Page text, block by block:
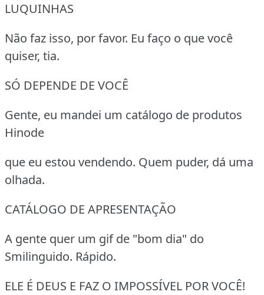
LUQUINHAS
Não faz isso, por favor. Eu faço o que você
quiser, tia.
SÓ DEPENDE DE VOCÊ
Gente, eu mandei um catálogo de produtos
Hinode
que eu estou vendendo. Quem puder, dá uma
olhada.
CATÁLOGO DE APRESENTAÇÃO
A gente quer um gif de "bom dia" do
Smilinguido. Rápido.
ELE É DEUS E FAZ O IMPOSSÍVEL POR VOCÊ!